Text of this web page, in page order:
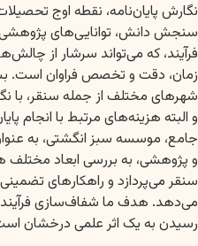
نگارش پایان‌نامه، نقطه اوج
سنجش دانش، توانایی‌های
فرآیند، که می‌تواند سرشار از
زمان، دقت و تخصص فراوان است.
شهرهای مختلف از جمله سنقر، با
و البته هزینه‌های مرتبط با انجام
جامع، موسسه سبز انگشتی، به
و پژوهشی، به بررسی ابعاد مختلف
سنقر می‌پردازد و راهکارهای
می‌دهد. هدف ما شفاف‌سازی
رسیدن به یک اثر علمی درخشان